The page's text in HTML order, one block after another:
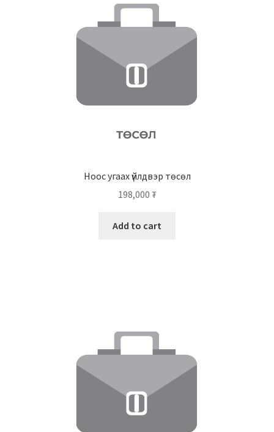
Ноос угаах үйлдвэр төсөл
198,000 ₮
Add to cart